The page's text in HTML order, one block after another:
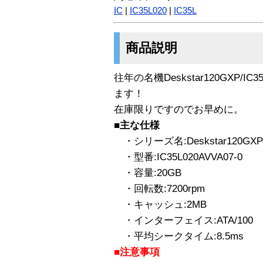
IC IC35L020 IC35L
商品説明
往年の名機Deskstar120GXP/
ます！
在庫限りですのでお早めに。
■主な仕様
・シリーズ名:Deskstar120GXP
・型番:IC35L020AVVA07-0
・容量:20GB
・回転数:7200rpm
・キャッシュ:2MB
・インターフェイス:ATA/100
・平均シークタイム:8.5ms
■注意事項